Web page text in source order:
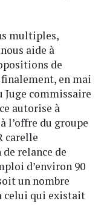
multiples,
aide à
de
en mai
Juge commissaire
autorise à
l’offre du groupe
carelle
de relance de
d’environ 90
un nombre
celui qui existait